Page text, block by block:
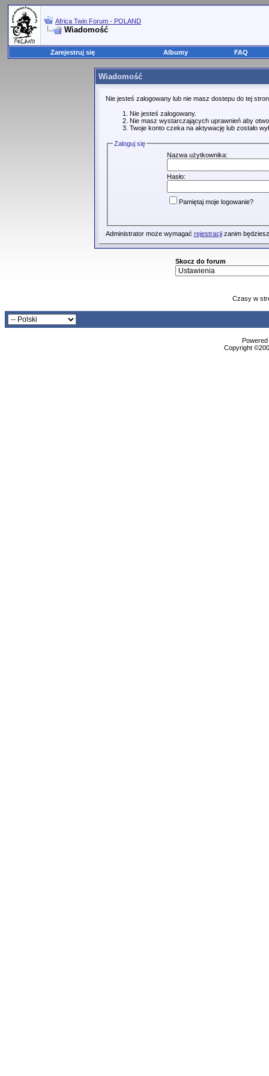
Africa Twin Forum - POLAND
Wiadomość
Zarejestruj się Albumy FAQ
Wiadomość
Nie jesteś zalogowany lub nie masz dostepu do tej
Nie jesteś zalogowany.
Nie masz wystarczających uprawnień aby
Twoje konto czeka na aktywację lub zostało
Zaloguj się
Nazwa użytkownika:
Hasło:
Pamiętaj moje logowanie?
Administrator może wymagać rejestracjizanim
Skocz do forum
Czasy w
Copyright